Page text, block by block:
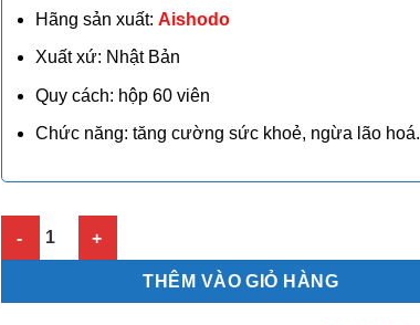
Hãng sản xuất:Aishodo
Xuất xứ: Nhật Bản
Quy cách: hộp 60 viên
Chức năng: tăng cường sức khoẻ, ngừa lão hoá.
NMN Aishodo 12000 số lượng
THÊM VÀO GIỎ HÀNG